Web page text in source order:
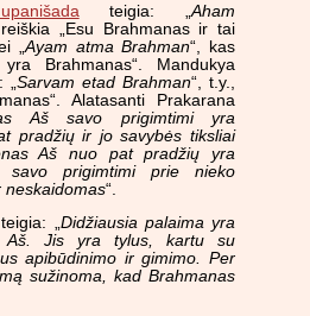
teigia: „Aham
„Esu Brahmanas ir tai
„ Ayam atma Brahman“, kas
Brahmanas“. Mandukya
Sarvam etad Brahman“, t.y.,
Alatasanti Prakarana
Aš savo prigimtimi yra
pradžių ir jo savybės tiksliai
Aš nuo pat pradžių yra
prigimtimi prie nieko
neskaidomas“.
„Didžiausia palaima yra
Aš. Jis yra tylus, kartu su
apibūdinimo ir gimimo. Per
sužinoma, kad Brahmanas